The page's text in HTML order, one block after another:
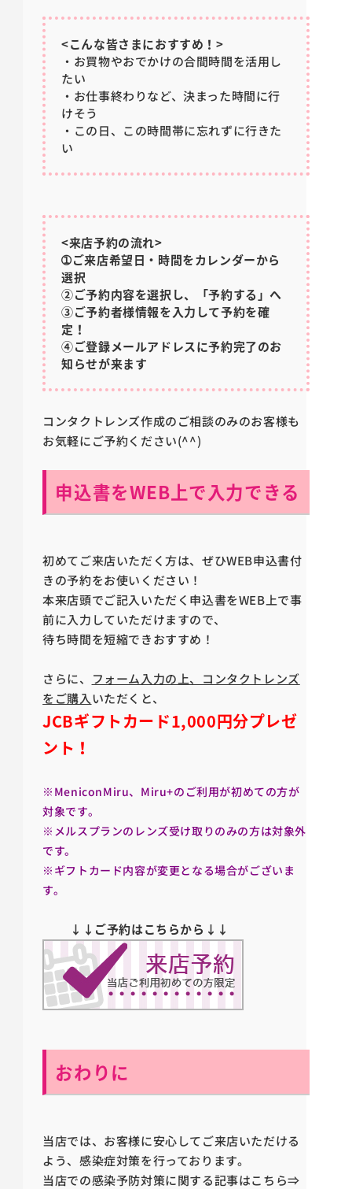
<こんな皆さまにおすすめ！>
・お買物やおでかけの合間時間を活用し
たい
・お仕事終わりなど、決まった時間に行
けそう
・この日、この時間帯に忘れずに行きた
い
<来店予約の流れ>
➀ご来店希望日・時間をカレンダーから
選択
②ご予約内容を選択し、「予約する」へ
③ご予約者様情報を入力して予約を確
定！
④ご登録メールアドレスに予約完了のお
知らせが来ます
コンタクトレンズ作成のご相談のみのお客様も
お気軽にご予約ください(^^)
申込書をWEB上で入力できる
初めてご来店いただく方は、ぜひWEB申込書付
きの予約をお使いください！
本来店頭でご記入いただく申込書をWEB上で事
前に入力していただけますので、
待ち時間を短縮できおすすめ！
さらに、
フォーム入力の上、コンタクトレンズ
をご購入いただくと、
JCBギフトカード1,000円分プレゼ
ント！
※MeniconMiru、Miru+のご利用が初めての方が
対象です。
※メルスプランのレンズ受け取りのみの方は対象外
です。
※ギフトカード内容が変更となる場合がございま
す。
↓↓ご予約はこちらから↓↓
おわりに
当店では、お客様に安心してご来店いただける
よう、感染症対策を行っております。
当店での感染予防対策に関する記事はこちら⇒